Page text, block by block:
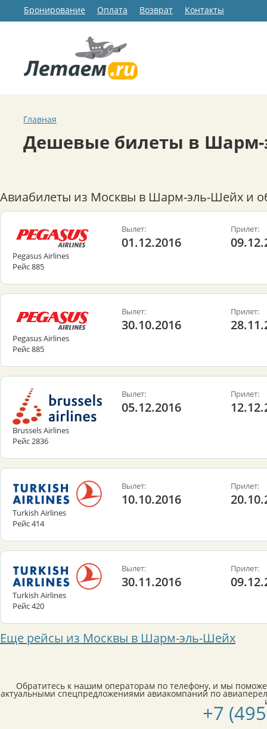
Бронирование Оплата Возврат Контакты
Главная
Дешевые билеты в
Авиабилеты из Москвы в Шарм-эль-Шейх и
Pegasus Airlines
Рейс 885
Вылет:
01.12.2016
Прилет:
Pegasus Airlines
Рейс 885
Вылет:
30.10.2016
Прилет:
Brussels Airlines
Рейс 2836
Вылет:
05.12.2016
Прилет:
Turkish Airlines
Рейс 414
Вылет:
10.10.2016
Прилет:
Turkish Airlines
Рейс 420
Вылет:
30.11.2016
Прилет:
Еще рейсы из Москвы в Шарм-эль-Шейх
Обратитесь к нашим операторам по телефону, и мы
актуальными спецпредложениями авиакомпаний по
+7